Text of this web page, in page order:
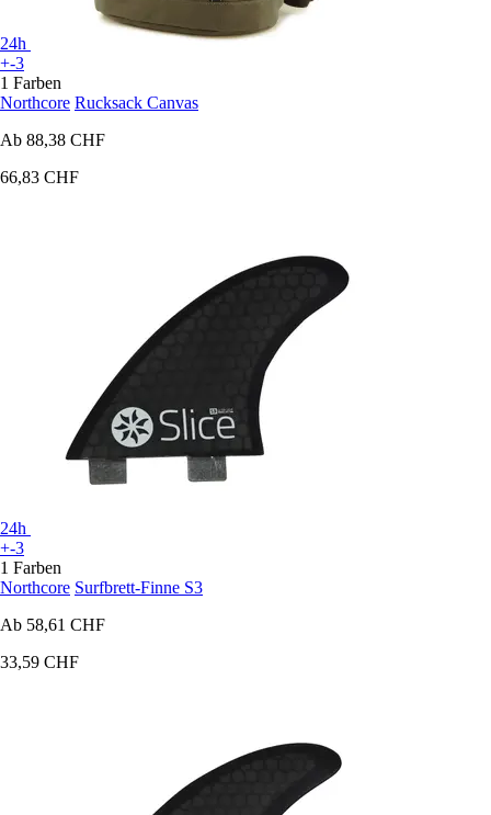
24h
+-3
1 Farben
Northcore Rucksack Canvas
Ab 88,38 CHF
66,83 CHF
24h
+-3
1 Farben
Northcore Surfbrett-Finne S3
Ab 58,61 CHF
33,59 CHF